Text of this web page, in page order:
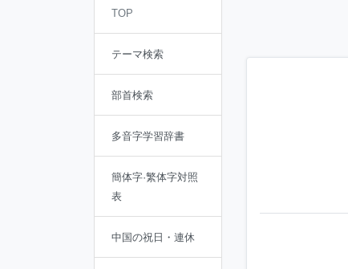
TOP
テーマ検索
部首検索
多音字学習辞書
簡体字·繁体字対照
表
中国の祝日・連休